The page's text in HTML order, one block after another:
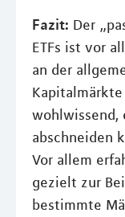
Fazit: Der
ETFs ist vor
an der
wohlwissend,
abschneiden
Vor allem
gezielt zur
bestimmte